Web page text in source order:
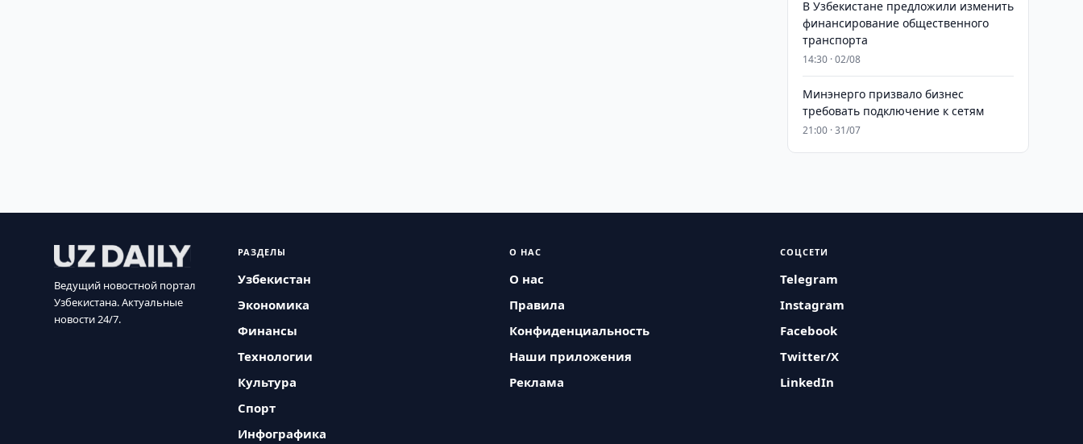
В Узбекистане предложили изменить
финансирование общественного
транспорта
14:30 · 02/08
Минэнерго призвало бизнес
требовать подключение к сетям
21:00 · 31/07
Ведущий новостной портал
Узбекистана. Актуальные
новости 24/7.
РАЗДЕЛЫ
Узбекистан
Экономика
Финансы
Технологии
Культура
Спорт
Инфографика
О НАС
О нас
Правила
Конфиденциальность
Наши приложения
Реклама
СОЦСЕТИ
Telegram
Instagram
Facebook
Twitter/X
LinkedIn